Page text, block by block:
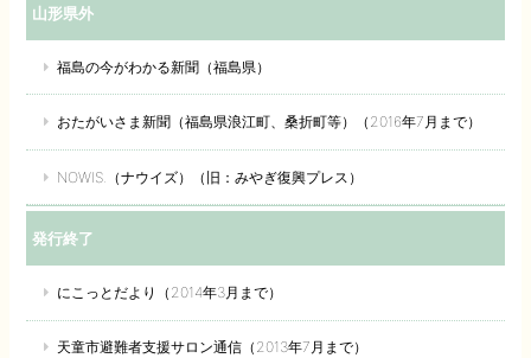
山形県外
福島の今がわかる新聞（福島県）
おたがいさま新聞（福島県浪江町、桑折町等）（2016年7月まで）
NOWIS.（ナウイズ）（旧：みやぎ復興プレス）
発行終了
にこっとだより（2014年3月まで）
天童市避難者支援サロン通信（2013年7月まで）